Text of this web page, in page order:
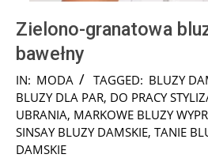
Zielono-granatowa
bawełny
2024-
07-
21
IN: MODA TAGGED: BLUZY
BLUZY DLA PAR, DO PRACY
UBRANIA, MARKOWE BLUZY
SINSAY BLUZY DAMSKIE, TANIE
DAMSKIE